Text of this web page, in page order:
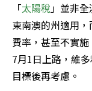
「太陽稅」並非
東南澳的州適用
費率，甚至不實
7月1日上路，維
目標後再考慮。